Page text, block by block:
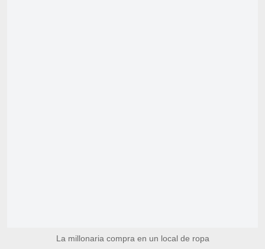
La millonaria compra en un local de ropa